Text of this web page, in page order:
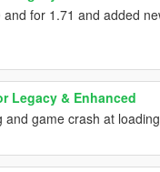
for 1.71 and added
Legacy & Enhanced
game crash at